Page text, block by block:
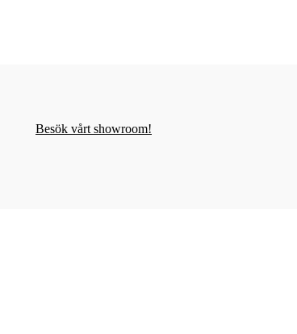
Besök vårt showroom!